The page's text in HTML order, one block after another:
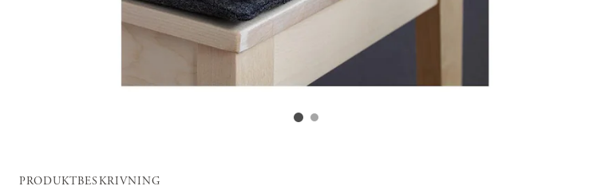
PRODUKTBESKRIVNING